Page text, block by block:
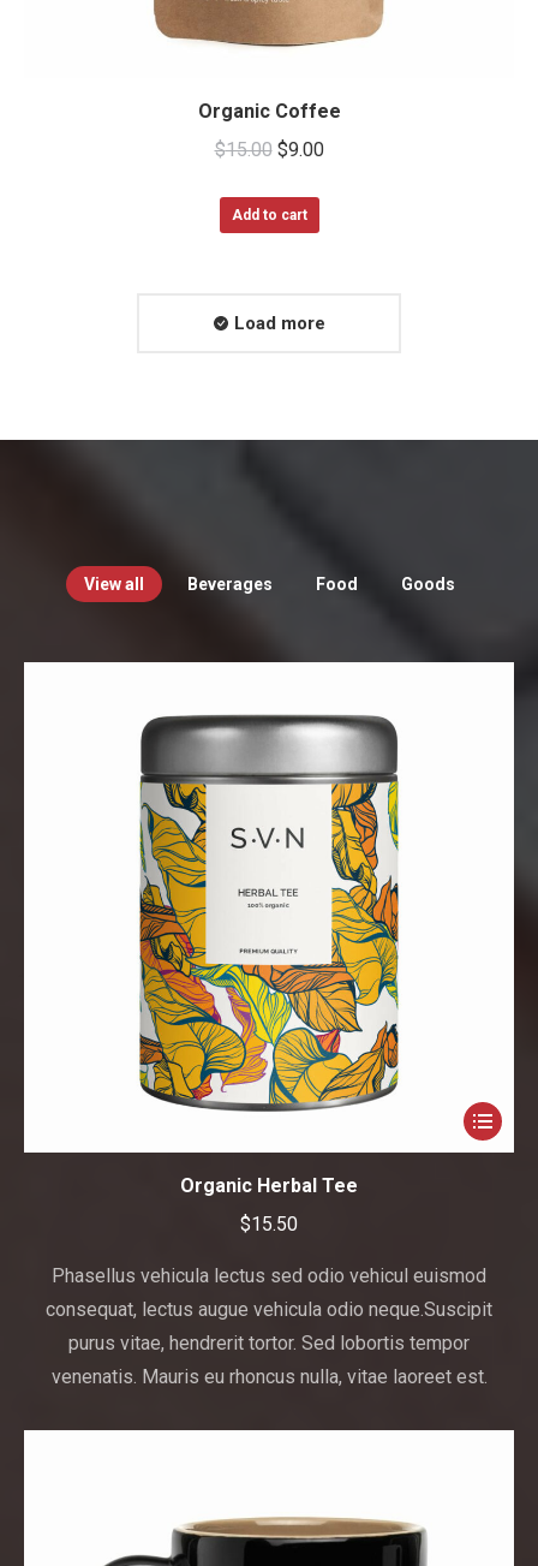
Organic Coffee
$15.00 $9.00
Add to cart
Load more
View all Beverages Food Goods
Organic Herbal Tee
$15.50
Phasellus vehicula lectus sed odio vehicul euismod
consequat, lectus augue vehicula odio neque.Suscipit
purus vitae, hendrerit tortor. Sed lobortis tempor
venenatis. Mauris eu rhoncus nulla, vitae laoreet est.